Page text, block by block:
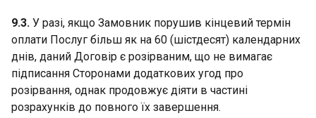
9.3. У разі, якщо Замовник порушив кінцевий термін
оплати Послуг більш як на 60 (шістдесят) календарних
днів, даний Договір є розірваним, що не вимагає
підписання Сторонами додаткових угод про
розірвання, однак продовжує діяти в частині
розрахунків до повного їх завершення.